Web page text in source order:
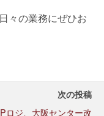
々の業務にぜひお
次の投稿
ロジ、大阪センター改